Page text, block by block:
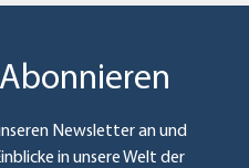
Newsletter an und
in unsere Welt der